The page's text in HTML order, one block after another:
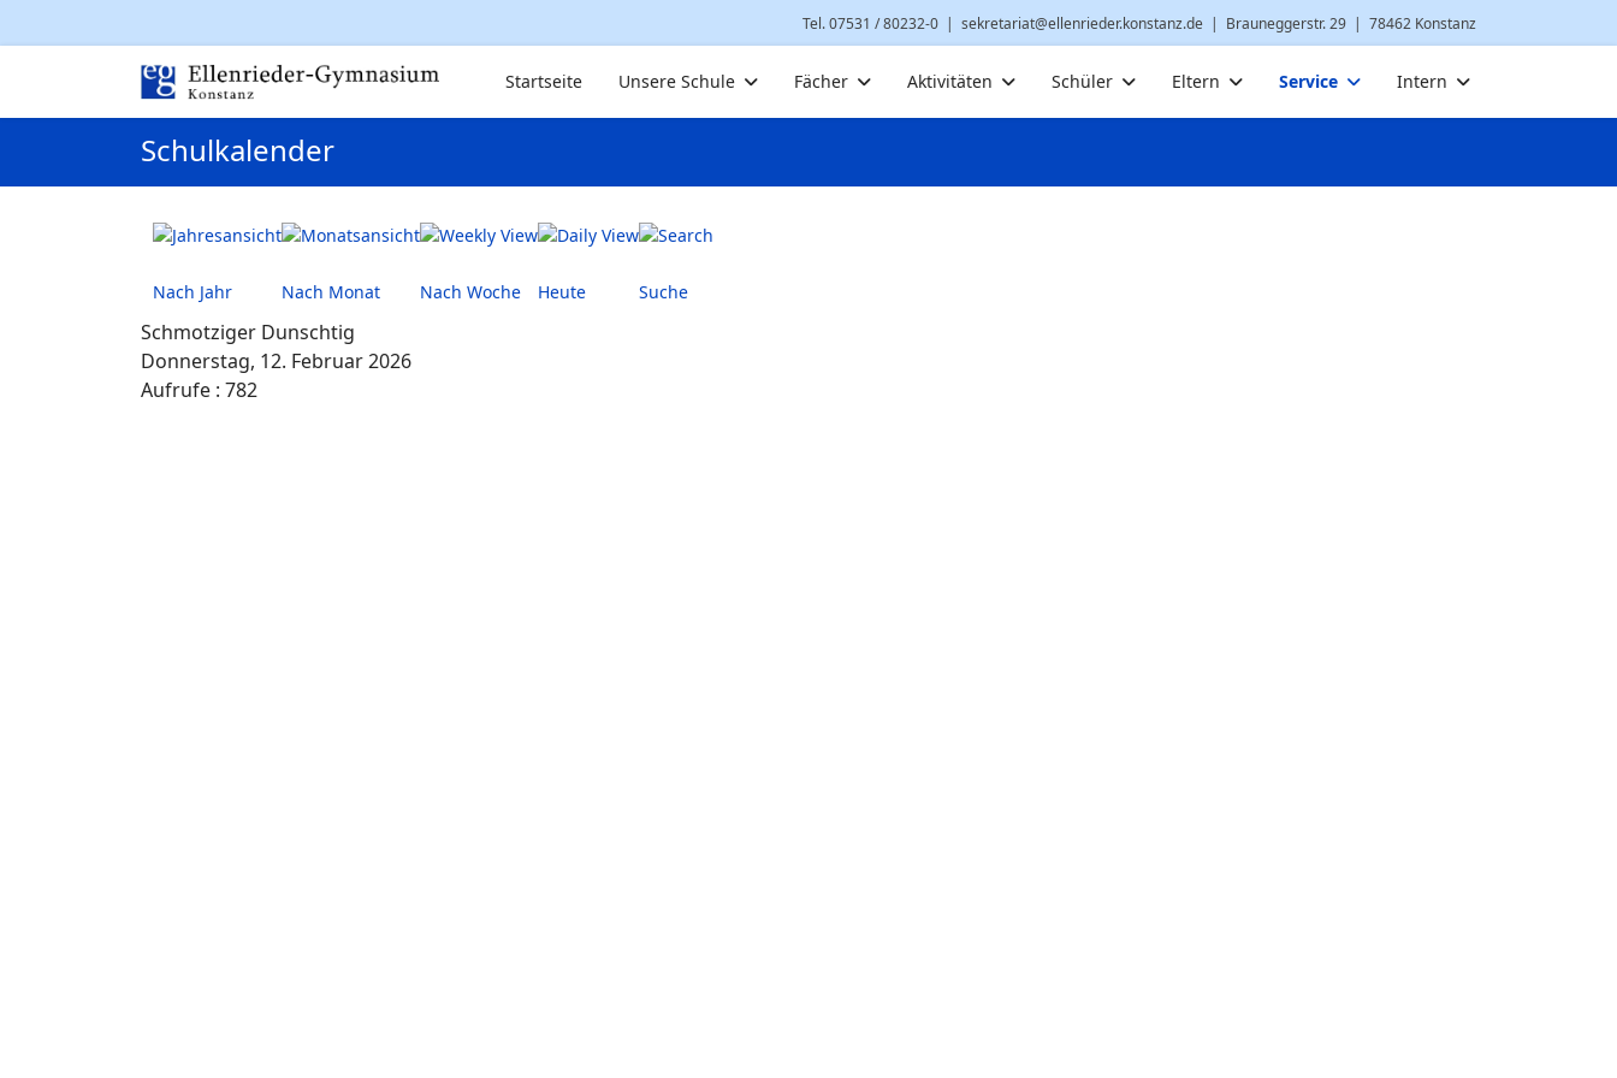
Tel. 07531 / 80232-0 | sekretariat@ellenrieder.konstanz.de | Brauneggerstr. 29 | 78462 Konstanz
Startseite Unsere Schule Fächer Aktivitäten Schüler Eltern Service Intern
Schulkalender
Nach Jahr Nach Monat Nach Woche Heute Suche
Schmotziger Dunschtig
Donnerstag, 12. Februar 2026
Aufrufe : 782